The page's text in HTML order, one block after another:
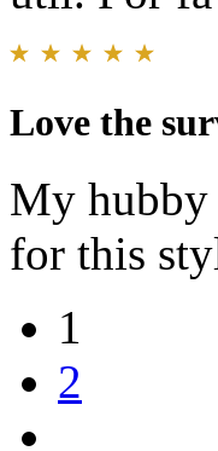
Love the
My hubby
for this
1
2